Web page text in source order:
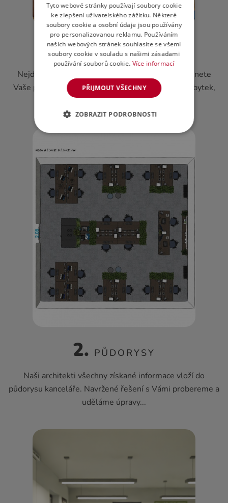
1.KONZULTACE
Nejdůležitější fáze návrhu kanceláří, kdy nám řeknete
Vaše představy a potřeby. Společně vybereme nábytek,
který je nejvhodnější...
2. PŮDORYSY
Naši architekti všechny získané informace vloží do
půdorysu kanceláře. Navržené řešení s Vámi probereme a
uděláme úpravy...
Tyto webové stránky používají soubory cookie
ke zlepšení uživatelského zážitku. Některé
soubory cookie a osobní údaje jsou používány
pro personalizovanou reklamu. Používáním
našich webových stránek souhlasíte se všemi
soubory cookie v souladu s našimi zásadami
používání souborů cookie. Více informací
PŘIJMOUT VŠECHNY
ZOBRAZIT PODROBNOSTI